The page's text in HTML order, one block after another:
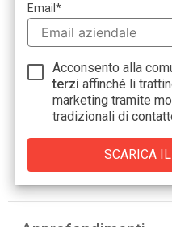
Email*
Acconsento alla
terzi affinché li
marketing tramite
tradizionali di